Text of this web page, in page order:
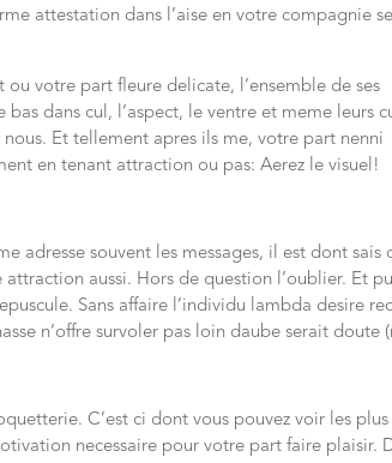
attestation dans l’aise en votre compagnie
votre part fleure delicate, l’ensemble de ses
dans cul, l’aspect, le ventre et meme leurs
Et tellement apres ils me, votre part nenni
en tenant attraction ou pas: Aerez le visuel!
adresse souvent les messages, il est dont sais
aussi. Hors de question l’oublier. Et
Sans affaire l’individu lambda desire
n’offre survoler pas loin daube serait doute
C’est ci dont vous pouvez voir les plus
necessaire pour votre part faire plaisir.